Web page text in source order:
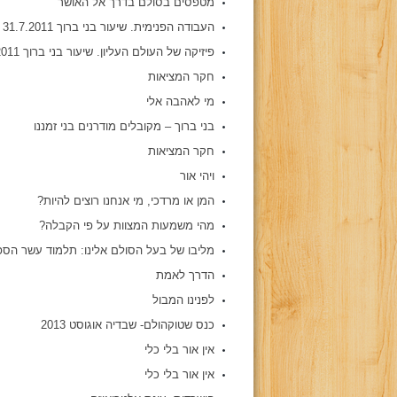
העבודה הפנימית. שיעור בני ברוך 31.7.2011
פיזיקה של העולם העליון. שיעור בני ברוך 29.7.2011
חקר המציאות
מי לאהבה אלי
בני ברוך – מקובלים מודרנים בני זמננו
חקר המציאות
ויהי אור
המן או מרדכי, מי אנחנו רוצים להיות?
מהי משמעות המצוות על פי הקבלה?
מליבו של בעל הסולם אלינו: תלמוד עשר
הדרך לאמת
לפנינו המבול
כנס שטוקהולם- שבדיה אוגוסט 2013
אין אור בלי כלי
אין אור בלי כלי